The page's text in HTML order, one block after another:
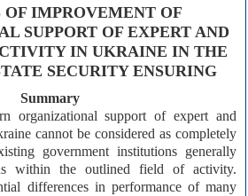
OF IMPROVEMENT OF
SUPPORT OF EXPERT AND
IN UKRAINE IN THE
SECURITY ENSURING
Summary
organizational support of expert and
cannot be considered as completely
government institutions generally
within the outlined field of activity.
differences in performance of many